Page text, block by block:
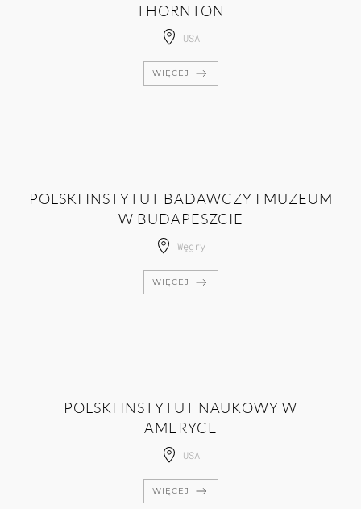
THORNTON
USA
WIĘCEJ
POLSKI INSTYTUT BADAWCZY I MUZEUM
W BUDAPESZCIE
Węgry
WIĘCEJ
POLSKI INSTYTUT NAUKOWY W
AMERYCE
USA
WIĘCEJ